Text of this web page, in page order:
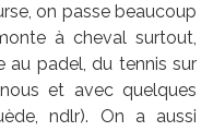
on passe beaucoup
à cheval surtout,
au padel, du tennis sur
et avec quelques
ndlr). On a aussi